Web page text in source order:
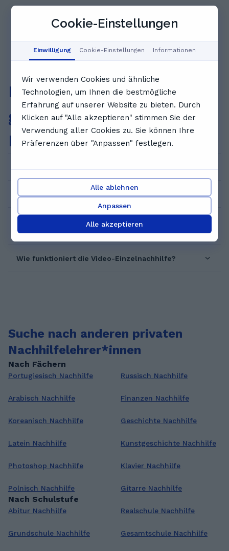
1 ... 155 ... 160
Häufig
gestellte
Fragen
Wie viel kostet das?
Wer sind die Nachhilfelehrer*innen bei
GoStudent?
Wie funktioniert die Video-Einzelnachhilfe?
Suche nach anderen privaten
Nachhilfelehrer*innen
Nach Fächern
Portugiesisch Nachhilfe Russisch Nachhilfe
Arabisch Nachhilfe Finanzen Nachhilfe
Koreanisch Nachhilfe Geschichte Nachhilfe
Latein Nachhilfe Kunstgeschichte Nachhilfe
Photoshop Nachhilfe Klavier Nachhilfe
Polnisch Nachhilfe Gitarre Nachhilfe
Nach Schulstufe
Abitur Nachhilfe Realschule Nachhilfe
Grundschule Nachhilfe Gesamtschule Nachhilfe
Cookie-Einstellungen
Einwilligung Cookie-Einstellungen Informationen
Wir verwenden Cookies und ähnliche
Technologien, um Ihnen die bestmögliche
Erfahrung auf unserer Website zu bieten. Durch
Klicken auf "Alle akzeptieren" stimmen Sie der
Verwendung aller Cookies zu. Sie können Ihre
Präferenzen über "Anpassen" festlegen.
Alle ablehnen
Anpassen
Alle akzeptieren